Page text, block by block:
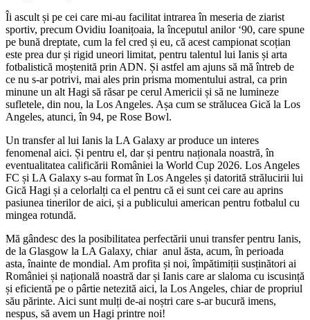
Îi ascult și pe cei care mi-au facilitat intrarea în meseria de ziarist
sportiv, precum Ovidiu Ioanițoaia, la începutul anilor ‘90, care spune
pe bună dreptate, cum la fel cred și eu, că acest campionat scoțian
este prea dur și rigid uneori limitat, pentru talentul lui Ianis și arta
fotbalistică moștenită prin ADN. Și astfel am ajuns să mă întreb de
ce nu s-ar potrivi, mai ales prin prisma momentului astral, ca prin
minune un alt Hagi să răsar pe cerul Americii și să ne lumineze
sufletele, din nou, la Los Angeles. Așa cum se strălucea Gică la Los
Angeles, atunci, în 94, pe Rose Bowl.
Un transfer al lui Ianis la LA Galaxy ar produce un interes
fenomenal aici. Și pentru el, dar și pentru naționala noastră, în
eventualitatea calificării României la World Cup 2026. Los Angeles
FC și LA Galaxy s-au format în Los Angeles și datorită strălucirii lui
Gică Hagi și a celorlalți ca el pentru că ei sunt cei care au aprins
pasiunea tinerilor de aici, și a publicului american pentru fotbalul cu
mingea rotundă.
Mă gândesc des la posibilitatea perfectării unui transfer pentru Ianis,
de la Glasgow la LA Galaxy, chiar anul ăsta, acum, în perioada
asta, înainte de mondial. Am profita și noi, împătimiții susținători ai
României și națională noastră dar și Ianis care ar slaloma cu iscusință
și eficientă pe o pârtie netezită aici, la Los Angeles, chiar de propriul
său părinte. Aici sunt mulți de-ai noștri care s-ar bucură imens,
nespus, să avem un Hagi printre noi!